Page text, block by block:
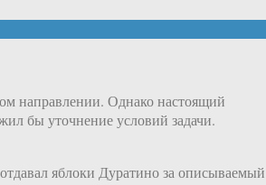
направлении. Однако настоящий
бы уточнение условий задачи.
яблоки Дуратино за описываемый